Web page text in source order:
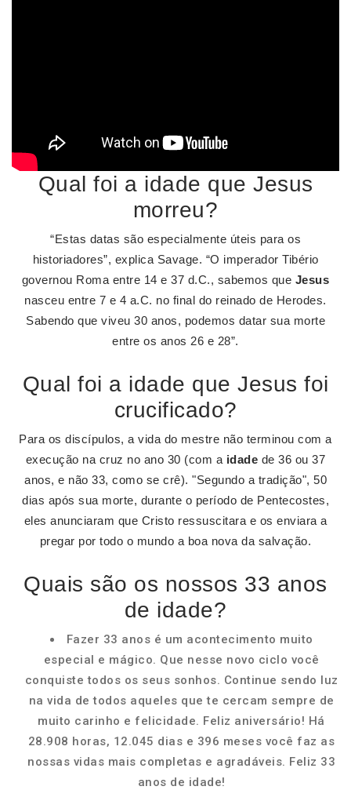
Qual foi a idade que Jesus
morreu?
“Estas datas são especialmente úteis para os
historiadores”, explica Savage. “O imperador Tibério
governou Roma entre 14 e 37 d.C., sabemos que Jesus
nasceu entre 7 e 4 a.C. no final do reinado de Herodes.
Sabendo que viveu 30 anos, podemos datar sua morte
entre os anos 26 e 28”.
Qual foi a idade que Jesus foi
crucificado?
Para os discípulos, a vida do mestre não terminou com a
execução na cruz no ano 30 (com a idade de 36 ou 37
anos, e não 33, como se crê). "Segundo a tradição", 50
dias após sua morte, durante o período de Pentecostes,
eles anunciaram que Cristo ressuscitara e os enviara a
pregar por todo o mundo a boa nova da salvação.
Quais são os nossos 33 anos
de idade?
Fazer 33 anos é um acontecimento muito
especial e mágico. Que nesse novo ciclo você
conquiste todos os seus sonhos. Continue sendo luz
na vida de todos aqueles que te cercam sempre de
muito carinho e felicidade. Feliz aniversário! Há
28.908 horas, 12.045 dias e 396 meses você faz as
nossas vidas mais completas e agradáveis. Feliz 33
anos de idade!